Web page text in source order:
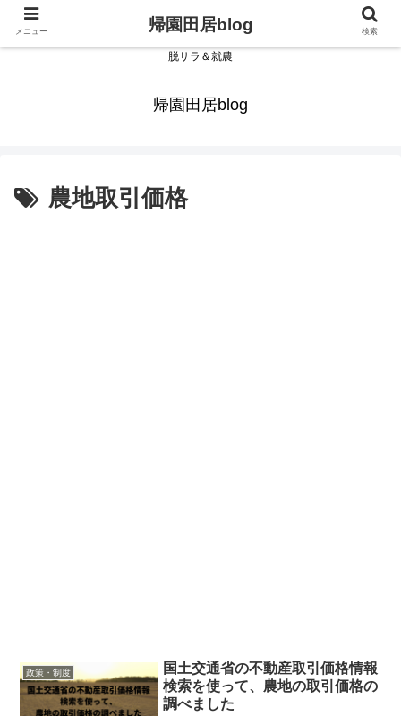
脱サラ＆就農
帰園田居blog
農地取引価格
政策・制度
国土交通省の不動産取引価格情報
検索を使って、農地の取引価格の
調べました
メニュー 帰園田居blog 検索